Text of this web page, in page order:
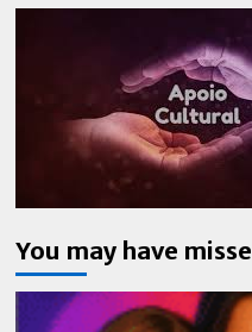
You may have